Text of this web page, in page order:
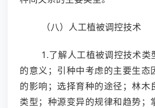
（八）人工植被调控技术
1.了解人工植被调控技术类
的意义；引种中考虑的主要生态
的影响；选择育种的途径；林木
类型；种源变异的规律和趋势；